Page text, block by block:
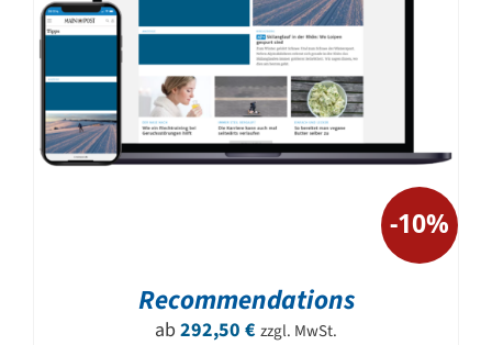
-10%
Recommendations
ab 292,50 € zzgl. MwSt.